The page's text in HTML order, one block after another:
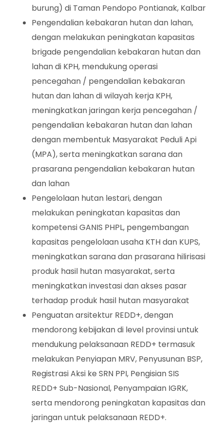
burung) di Taman Pendopo Pontianak, Kalbar
Pengendalian kebakaran hutan dan lahan,
dengan melakukan peningkatan kapasitas
brigade pengendalian kebakaran hutan dan
lahan di KPH, mendukung operasi
pencegahan / pengendalian kebakaran
hutan dan lahan di wilayah kerja KPH,
meningkatkan jaringan kerja pencegahan /
pengendalian kebakaran hutan dan lahan
dengan membentuk Masyarakat Peduli Api
(MPA), serta meningkatkan sarana dan
prasarana pengendalian kebakaran hutan
dan lahan
Pengelolaan hutan lestari, dengan
melakukan peningkatan kapasitas dan
kompetensi GANIS PHPL, pengembangan
kapasitas pengelolaan usaha KTH dan KUPS,
meningkatkan sarana dan prasarana hilirisasi
produk hasil hutan masyarakat, serta
meningkatkan investasi dan akses pasar
terhadap produk hasil hutan masyarakat
Penguatan arsitektur REDD+, dengan
mendorong kebijakan di level provinsi untuk
mendukung pelaksanaan REDD+ termasuk
melakukan Penyiapan MRV, Penyusunan BSP,
Registrasi Aksi ke SRN PPI, Pengisian SIS
REDD+ Sub-Nasional, Penyampaian IGRK,
serta mendorong peningkatan kapasitas dan
jaringan untuk pelaksanaan REDD+.